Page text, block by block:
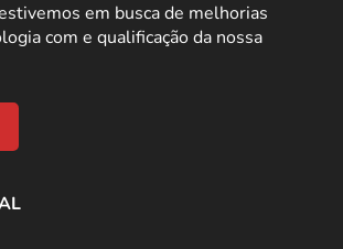
em busca de melhorias
com e qualificação da nossa